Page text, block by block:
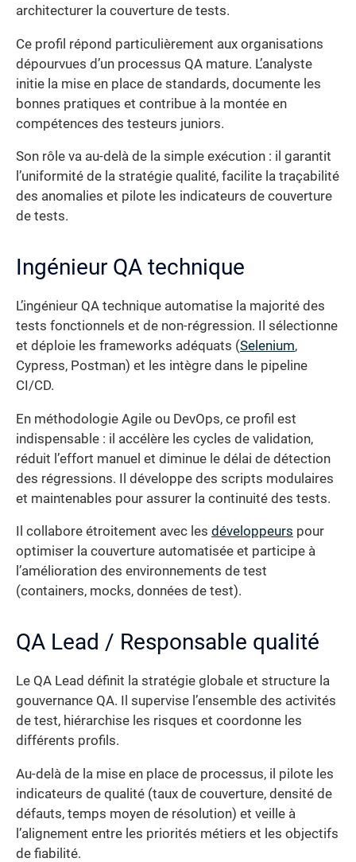
architecturer la couverture de tests.
Ce profil répond particulièrement aux organisations
dépourvues d’un processus QA mature. L’analyste
initie la mise en place de standards, documente les
bonnes pratiques et contribue à la montée en
compétences des testeurs juniors.
Son rôle va au-delà de la simple exécution : il garantit
l’uniformité de la stratégie qualité, facilite la traçabilité
des anomalies et pilote les indicateurs de couverture
de tests.
Ingénieur QA technique
L’ingénieur QA technique automatise la majorité des
tests fonctionnels et de non-régression. Il sélectionne
et déploie les frameworks adéquats (Selenium,
Cypress, Postman) et les intègre dans le pipeline
CI/CD.
En méthodologie Agile ou DevOps, ce profil est
indispensable : il accélère les cycles de validation,
réduit l’effort manuel et diminue le délai de détection
des régressions. Il développe des scripts modulaires
et maintenables pour assurer la continuité des tests.
Il collabore étroitement avec les développeurs pour
optimiser la couverture automatisée et participe à
l’amélioration des environnements de test
(containers, mocks, données de test).
QA Lead / Responsable qualité
Le QA Lead définit la stratégie globale et structure la
gouvernance QA. Il supervise l’ensemble des activités
de test, hiérarchise les risques et coordonne les
différents profils.
Au-delà de la mise en place de processus, il pilote les
indicateurs de qualité (taux de couverture, densité de
défauts, temps moyen de résolution) et veille à
l’alignement entre les priorités métiers et les objectifs
de fiabilité.